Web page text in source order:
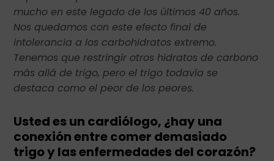
mucho en este legado de los últimos 40 años.
Nos quedamos con este efecto final de
intolerancia a los carbohidratos extremo.
Tenemos que restringir otros hidratos de carbono
más allá de trigo, pero el trigo todavía se
destaca como el peor de los peores.
Usted es un cardiólogo, ¿hay una
conexión entre comer demasiado
trigo y las enfermedades del corazón?